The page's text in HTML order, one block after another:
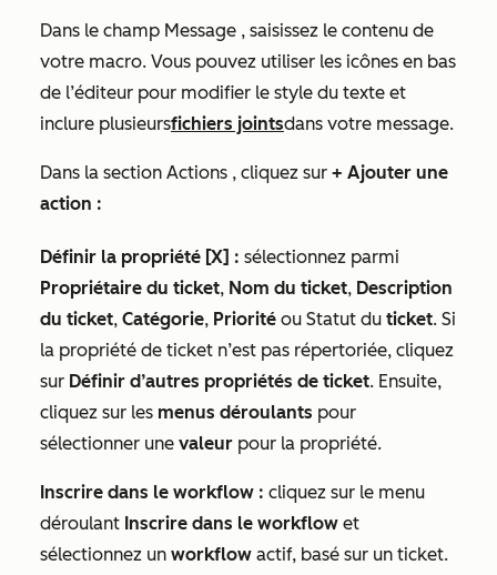
Dans le champ Message , saisissez le contenu de
votre macro. Vous pouvez utiliser les icônes en bas
de l’éditeur pour modifier le style du texte et
inclure plusieursfichiers jointsdans votre message.
Dans la section Actions , cliquez sur + Ajouter une
action :
Définir la propriété [X] : sélectionnez parmi
Propriétaire du ticket, Nom du ticket, Description
du ticket, Catégorie, Priorité ou Statut du ticket. Si
la propriété de ticket n’est pas répertoriée, cliquez
sur Définir d’autres propriétés de ticket. Ensuite,
cliquez sur les menus déroulants pour
sélectionner une valeur pour la propriété.
Inscrire dans le workflow : cliquez sur le menu
déroulant Inscrire dans le workflow et
sélectionnez un workflow actif, basé sur un ticket.